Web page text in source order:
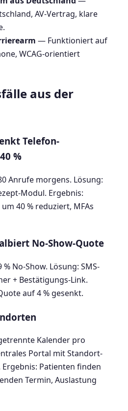
AV-Vertrag, klare
— Funktioniert auf
WCAG-orientiert
aus der
Telefon-
%
Anrufe morgens. Lösung:
Modul. Ergebnis:
40 % reduziert, MFAs
No-Show-Quote
No-Show. Lösung: SMS-
+ Bestätigungs-Link.
auf 4 % gesenkt.
Kalender pro
Portal mit Standort-
Ergebnis: Patienten finden
Termin, Auslastung